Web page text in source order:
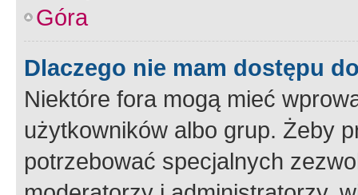
Góra
Dlaczego nie mam dostępu
Niektóre fora mogą mieć
użytkowników albo grup. Żeby
potrzebować specjalnych